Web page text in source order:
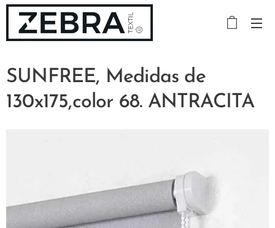
SUNFREE, Medidas de
130x175,color 68. ANTRACITA